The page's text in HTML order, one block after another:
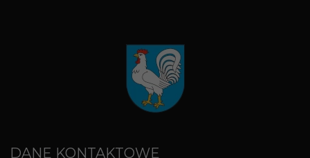
DANE KONTAKTOWE